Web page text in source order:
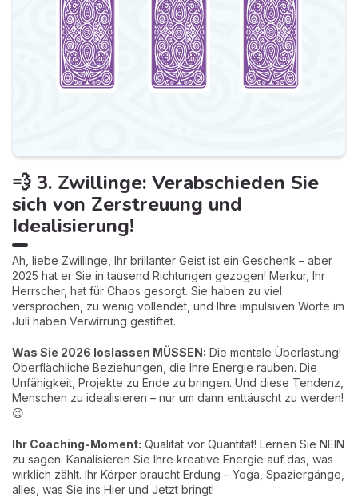
💨 3. Zwillinge: Verabschieden Sie
sich von Zerstreuung und
Idealisierung!
Ah, liebe Zwillinge, Ihr brillanter Geist ist ein Geschenk – aber
2025 hat er Sie in tausend Richtungen gezogen! Merkur, Ihr
Herrscher, hat für Chaos gesorgt. Sie haben zu viel
versprochen, zu wenig vollendet, und Ihre impulsiven Worte im
Juli haben Verwirrung gestiftet.
Was Sie 2026 loslassen MÜSSEN: Die mentale Überlastung!
Oberflächliche Beziehungen, die Ihre Energie rauben. Die
Unfähigkeit, Projekte zu Ende zu bringen. Und diese Tendenz,
Menschen zu idealisieren – nur um dann enttäuscht zu werden!
😉
Ihr Coaching-Moment: Qualität vor Quantität! Lernen Sie NEIN
zu sagen. Kanalisieren Sie Ihre kreative Energie auf das, was
wirklich zählt. Ihr Körper braucht Erdung – Yoga, Spaziergänge,
alles, was Sie ins Hier und Jetzt bringt!